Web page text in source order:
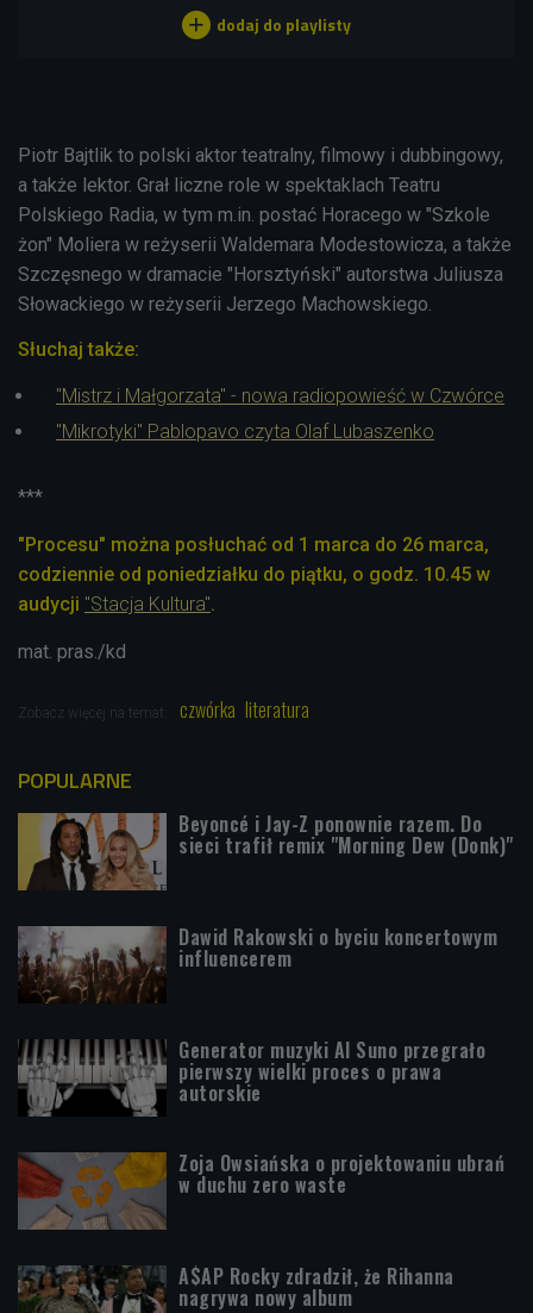
Piotr Bajtlik to polski aktor teatralny, filmowy i dubbingowy,
a także lektor. Grał liczne role w spektaklach Teatru
Polskiego Radia, w tym m.in. postać Horacego w "Szkole
żon" Moliera w reżyserii Waldemara Modestowicza, a także
Szczęsnego w dramacie "Horsztyński" autorstwa Juliusza
Słowackiego w reżyserii Jerzego Machowskiego.
Słuchaj także:
"Mistrz i Małgorzata" - nowa radiopowieść w Czwórce
"Mikrotyki" Pablopavo czyta Olaf Lubaszenko
***
"Procesu" można posłuchać od 1 marca do 26 marca,
codziennie od poniedziałku do piątku, o godz. 10.45 w
audycji "Stacja Kultura".
mat. pras./kd
Zobacz więcej na temat: czwórka literatura
POPULARNE
Beyoncé i Jay-Z ponownie razem. Do
sieci trafił remix "Morning Dew (Donk)"
Dawid Rakowski o byciu koncertowym
influencerem
Generator muzyki AI Suno przegrało
pierwszy wielki proces o prawa
autorskie
Zoja Owsiańska o projektowaniu ubrań
w duchu zero waste
A$AP Rocky zdradził, że Rihanna
nagrywa nowy album